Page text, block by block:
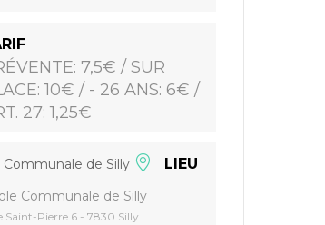
7,5€ / SUR
10€ / - 26 ANS: 6€ /
27: 1,25€
LIEU
Communale de Silly
Saint-Pierre 6 - 7830 Silly